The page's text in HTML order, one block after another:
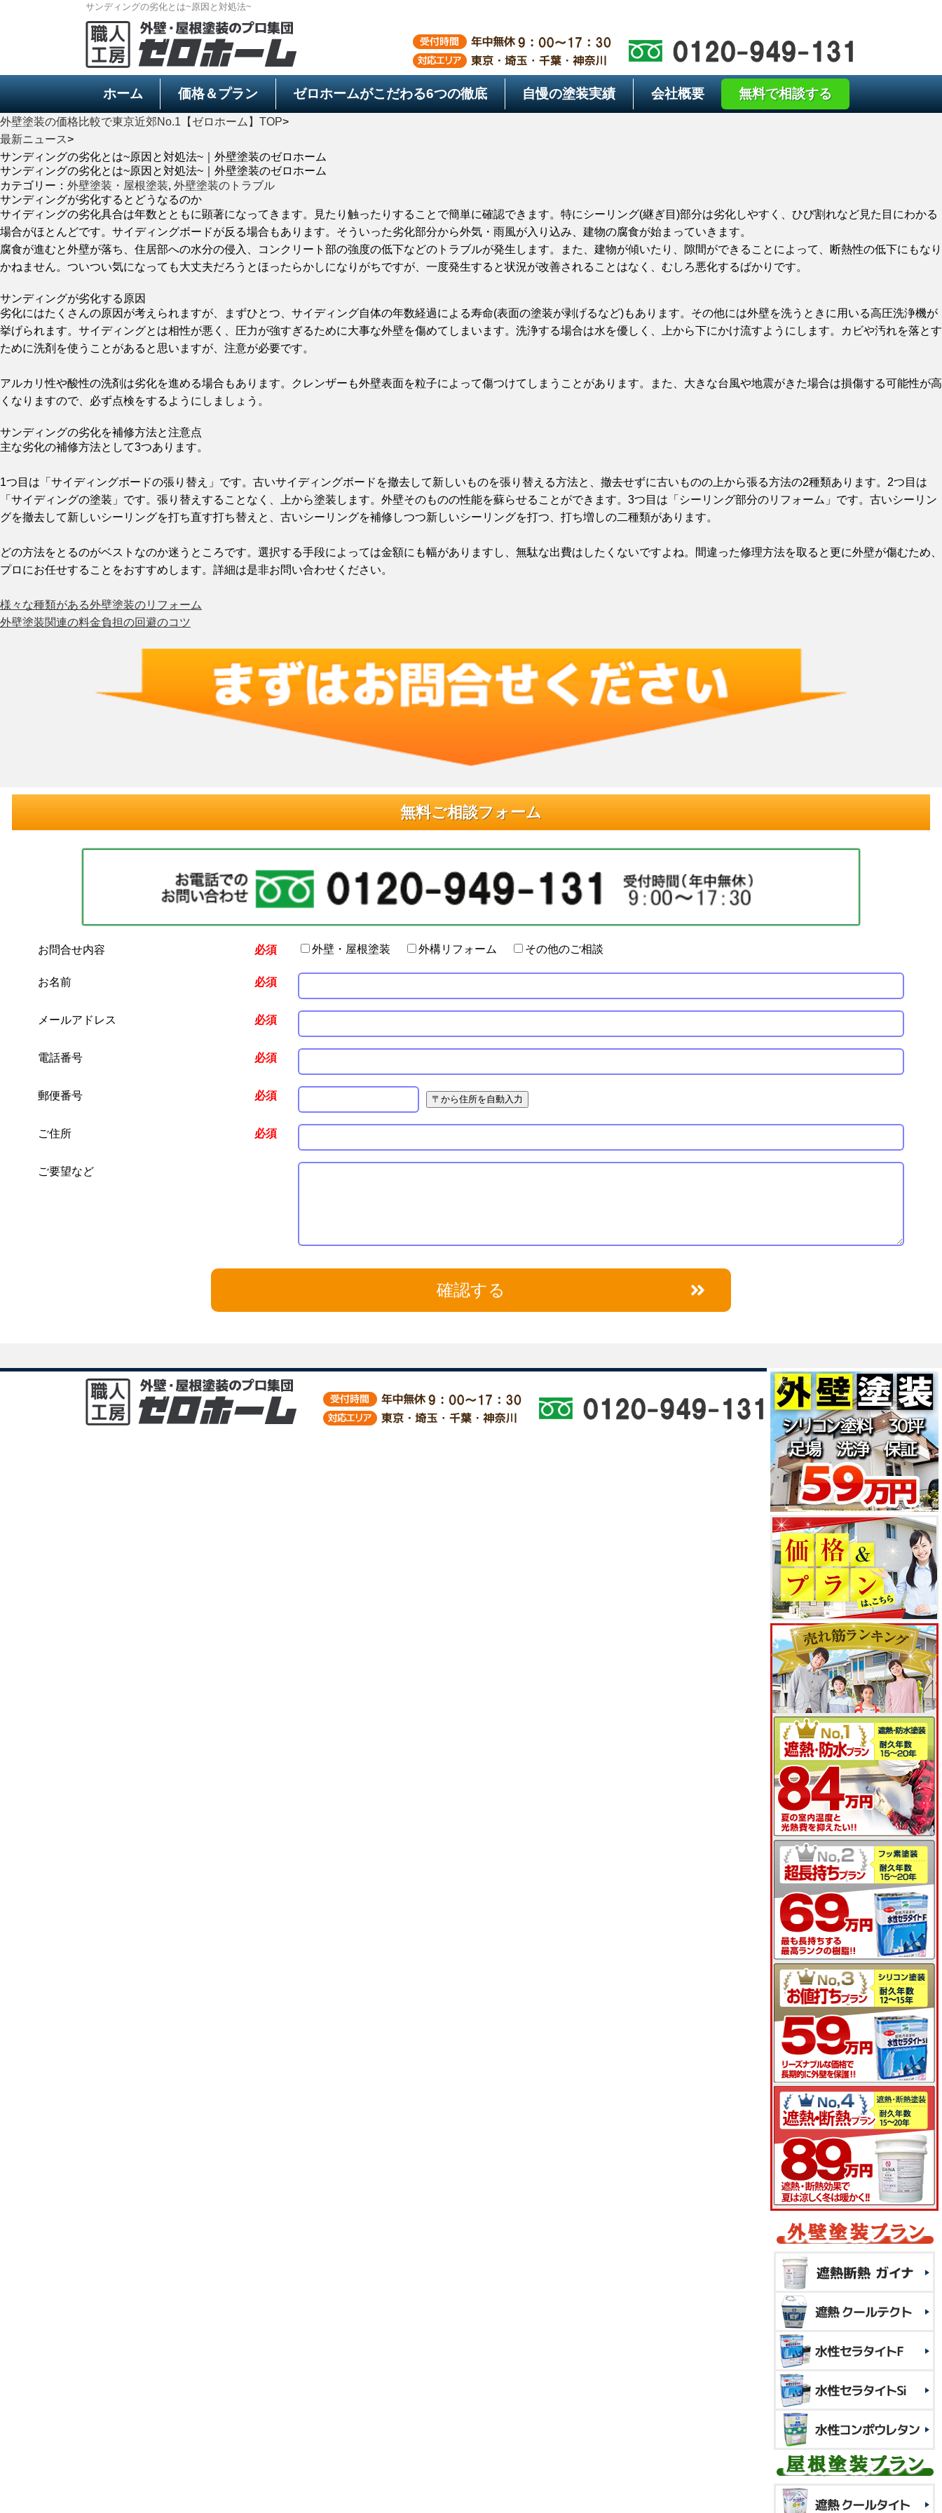
サンディングの劣化とは~原因と対処法~
ホーム 価格＆プラン ゼロホームがこだわる6つの徹底 自慢の塗装実績 会社概要 無料で相談する
外壁塗装の価格比較で東京近郊No.1【ゼロホーム】TOP>
最新ニュース>
サンディングの劣化とは~原因と対処法~｜外壁塗装のゼロホーム
サンディングの劣化とは~原因と対処法~｜外壁塗装のゼロホーム
カテゴリー： 外壁塗装・屋根塗装, 外壁塗装のトラブル
サンディングが劣化するとどうなるのか
サイディングの劣化具合は年数とともに顕著になってきます。見たり触ったりすることで簡単に確認できます。特にシーリング(継ぎ目)部分は劣化しやすく、ひび割れなど見た目にわかる
場合がほとんどです。サイディングボードが反る場合もあります。そういった劣化部分から外気・雨風が入り込み、建物の腐食が始まっていきます。
腐食が進むと外壁が落ち、住居部への水分の侵入、コンクリート部の強度の低下などのトラブルが発生します。また、建物が傾いたり、隙間ができることによって、断熱性の低下にもなり
かねません。ついつい気になっても大丈夫だろうとほったらかしになりがちですが、一度発生すると状況が改善されることはなく、むしろ悪化するばかりです。
サンディングが劣化する原因
劣化にはたくさんの原因が考えられますが、まずひとつ、サイディング自体の年数経過による寿命(表面の塗装が剥げるなど)もあります。その他には外壁を洗うときに用いる高圧洗浄機が
挙げられます。サイディングとは相性が悪く、圧力が強すぎるために大事な外壁を傷めてしまいます。洗浄する場合は水を優しく、上から下にかけ流すようにします。カビや汚れを落とす
ために洗剤を使うことがあると思いますが、注意が必要です。
アルカリ性や酸性の洗剤は劣化を進める場合もあります。クレンザーも外壁表面を粒子によって傷つけてしまうことがあります。また、大きな台風や地震がきた場合は損傷する可能性が高
くなりますので、必ず点検をするようにしましょう。
サンディングの劣化を補修方法と注意点
主な劣化の補修方法として3つあります。
1つ目は「サイディングボードの張り替え」です。古いサイディングボードを撤去して新しいものを張り替える方法と、撤去せずに古いものの上から張る方法の2種類あります。2つ目は
「サイディングの塗装」です。張り替えすることなく、上から塗装します。外壁そのものの性能を蘇らせることができます。3つ目は「シーリング部分のリフォーム」です。古いシーリン
グを撤去して新しいシーリングを打ち直す打ち替えと、古いシーリングを補修しつつ新しいシーリングを打つ、打ち増しの二種類があります。
どの方法をとるのがベストなのか迷うところです。選択する手段によっては金額にも幅がありますし、無駄な出費はしたくないですよね。間違った修理方法を取ると更に外壁が傷むため、
プロにお任せすることをおすすめします。詳細は是非お問い合わせください。
様々な種類がある外壁塗装のリフォーム
外壁塗装関連の料金負担の回避のコツ
無料ご相談フォーム
お問合せ内容 必須 外壁・屋根塗装 外構リフォーム その他のご相談
お名前 必須
メールアドレス 必須
電話番号 必須
郵便番号 必須
ご住所 必須
ご要望など